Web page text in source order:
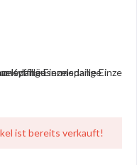
ist bereits verkauft!